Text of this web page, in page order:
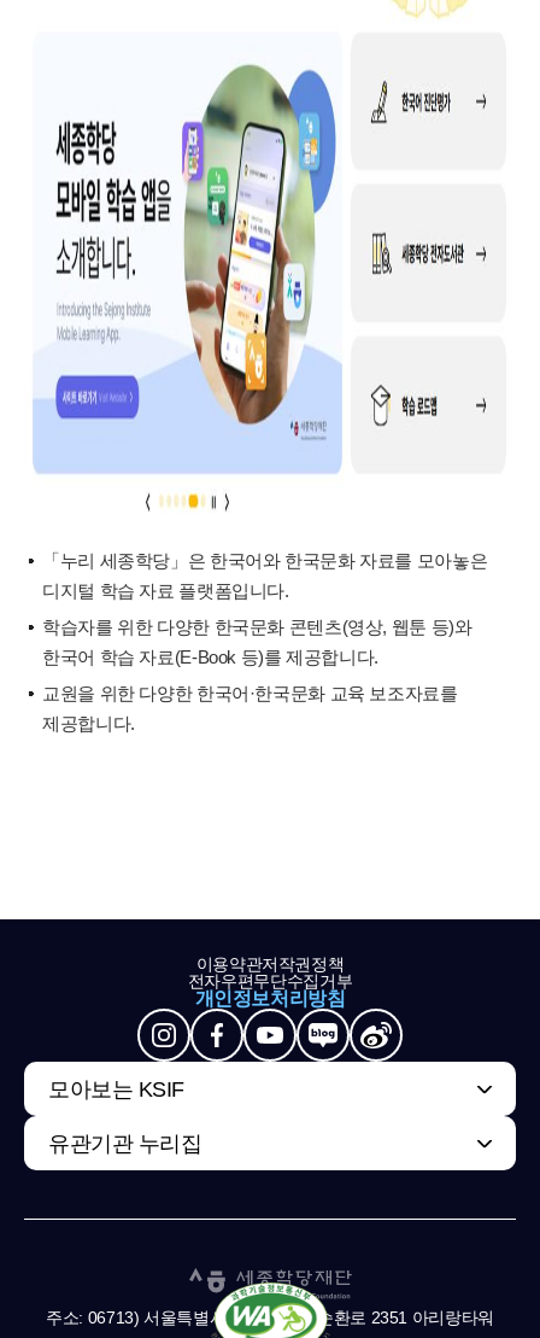
「누리 세종학당」은 한국어와 한국문화 자료를 모아놓은
디지털 학습 자료 플랫폼입니다.
학습자를 위한 다양한 한국문화 콘텐츠(영상, 웹툰 등)와
한국어 학습 자료(E-Book 등)를 제공합니다.
교원을 위한 다양한 한국어·한국문화 교육 보조자료를
제공합니다.
이용약관저작권정책
전자우편무단수집거부
개인정보처리방침
모아보는 KSIF
유관기관 누리집
주소: 06713) 서울특별시 서초구 남부순환로 2351 아리랑타워